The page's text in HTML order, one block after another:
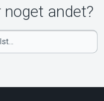
andet?